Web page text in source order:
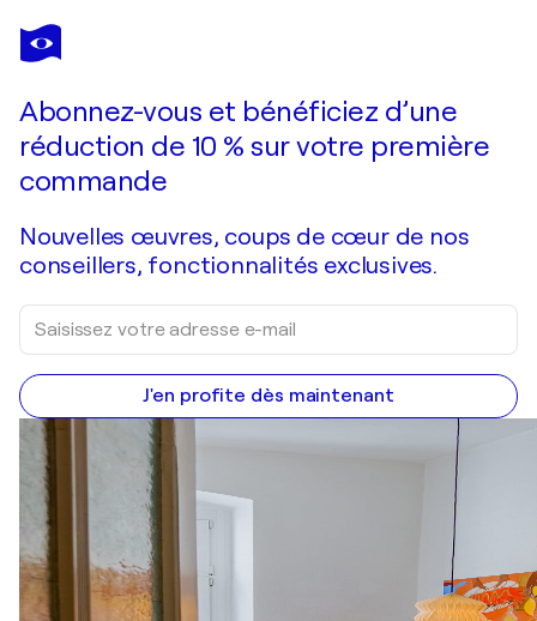
ERICK ARTIK
Baby War Colletion
Abonnez-vous et bénéficiez d’une
réduction de 10 % sur votre première
commande
Nouvelles œuvres, coups de cœur de nos
conseillers, fonctionnalités exclusives.
J'en profite dès maintenant